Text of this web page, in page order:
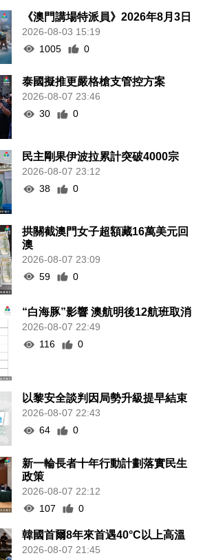
《澳門講場特派員》2026年8月3日
2026-08-03 15:19
1005
0
泰國擬推更嚴格槍支管控方案
2026-08-07 23:46
30
0
民主剛果伊波拉累計突破4000宗
2026-08-07 23:12
38
0
拱關截澳門女子超額藏16萬美元回
澳
2026-08-07 23:09
59
0
“白海豚”影響 澳航明後12航班取消
2026-08-07 22:49
116
0
以黎安全談判因局勢升級提早結束
2026-08-07 22:43
64
0
新一輪長者十年行動計劃落實民生
政策
2026-08-07 22:12
107
0
韓國首爾8年來首遇40°C以上高溫
2026-08-07 21:45